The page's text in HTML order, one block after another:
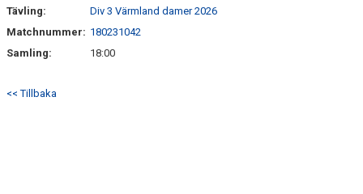
Tävling:
Div 3 Värmland damer 2026
Matchnummer: 180231042
Samling:
18:00
<< Tillbaka